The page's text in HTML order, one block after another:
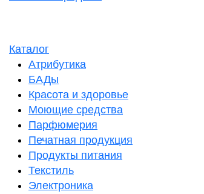
Каталог
Атрибутика
БАДы
Красота и здоровье
Моющие средства
Парфюмерия
Печатная продукция
Продукты питания
Текстиль
Электроника